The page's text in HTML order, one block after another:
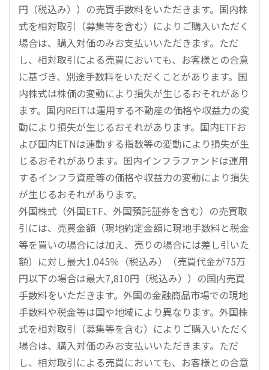
円（税込み））の売買手数料をいただきます。国内株
式を相対取引（募集等を含む）によりご購入いただく
場合は、購入対価のみお支払いいただきます。ただ
し、相対取引による売買においても、お客様との合意
に基づき、別途手数料をいただくことがあります。国
内株式は株価の変動により損失が生じるおそれがあり
ます。国内REITは運用する不動産の価格や収益力の変
動により損失が生じるおそれがあります。国内ETFお
よび国内ETNは連動する指数等の変動により損失が生
じるおそれがあります。国内インフラファンドは運用
するインフラ資産等の価格や収益力の変動により損失
が生じるおそれがあります。
外国株式（外国ETF、外国預託証券を含む）の売買取
引には、売買金額（現地約定金額に現地手数料と税金
等を買いの場合には加え、売りの場合には差し引いた
額）に対し最大1.045％（税込み）（売買代金が75万
円以下の場合は最大7,810円（税込み））の国内売買
手数料をいただきます。外国の金融商品市場での現地
手数料や税金等は国や地域により異なります。外国株
式を相対取引（募集等を含む）によりご購入いただく
場合は、購入対価のみお支払いいただきます。ただ
し、相対取引による売買においても、お客様との合意